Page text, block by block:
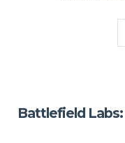
Battlefield